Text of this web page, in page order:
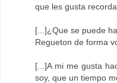
que les gusta
[...]¿Que se puede
Regueton de forma
[...]A mi me gusta
soy, que un tiempo